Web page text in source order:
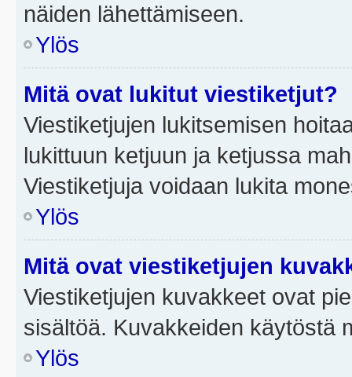
näiden lähettämiseen.
Ylös
Mitä ovat lukitut viestiketjut?
Viestiketjujen lukitsemisen
lukittuun ketjuun ja ketjussa
Viestiketjuja voidaan lukita
Ylös
Mitä ovat viestiketjujen
Viestiketjujen kuvakkeet ovat
sisältöä. Kuvakkeiden käytöstä
Ylös